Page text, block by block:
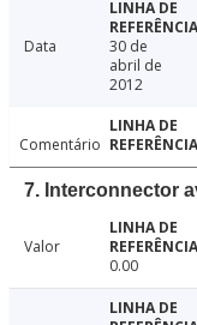
Data
30 de
abril de
2012
Comentário
7. Interconnector
Valor
0.00